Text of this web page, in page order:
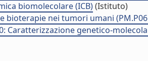
biomolecolare (ICB)(Istituto)
bioterapie nei tumori umani
Caratterizzazione genetico-